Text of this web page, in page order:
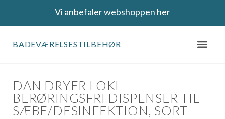
Vi anbefaler webshoppen her
BADEVÆRELSESTILBEHØR
DAN DRYER LOKI
BERØRINGSFRI DISPENSER TIL
SÆBE/DESINFEKTION, SORT